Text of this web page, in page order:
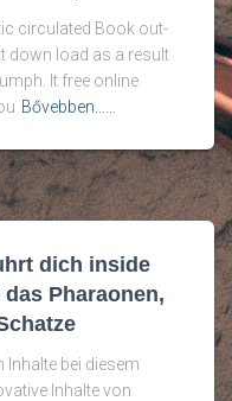
circulated Book out-
down load as a result
It free online
Bővebben...…
dich inside
Pharaonen,
bei diesem
Inhalte von